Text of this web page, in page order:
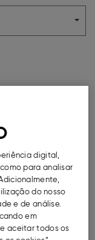
digital,
para analisar
do nosso
e de análise.
em
aceitar todos os